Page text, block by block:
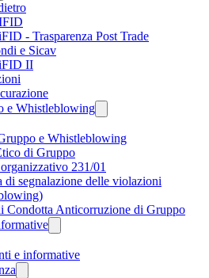
- Trasparenza Post Trade
e Sicav
II
e Whistleblowing
e Whistleblowing
di Gruppo
231/01
di segnalazione delle violazioni
Condotta Anticorruzione di Gruppo
e informative